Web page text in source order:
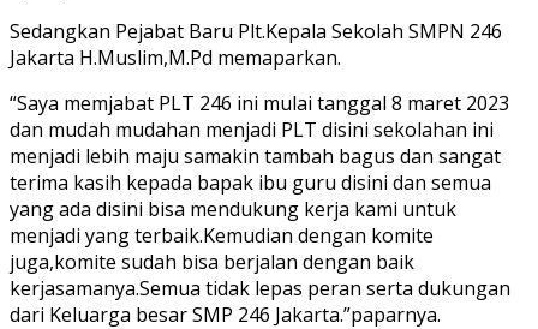
Sedangkan Pejabat Baru Plt.Kepala Sekolah SMPN 246
Jakarta H.Muslim,M.Pd memaparkan.
“Saya memjabat PLT 246 ini mulai tanggal 8 maret 2023
dan mudah mudahan menjadi PLT disini sekolahan ini
menjadi lebih maju samakin tambah bagus dan sangat
terima kasih kepada bapak ibu guru disini dan semua
yang ada disini bisa mendukung kerja kami untuk
menjadi yang terbaik.Kemudian dengan komite
juga,komite sudah bisa berjalan dengan baik
kerjasamanya.Semua tidak lepas peran serta dukungan
dari Keluarga besar SMP 246 Jakarta.”paparnya.